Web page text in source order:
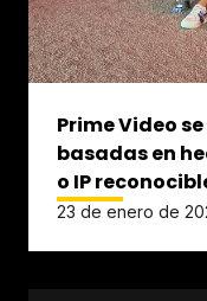
Prime Video
basadas en
o IP
23 de enero de